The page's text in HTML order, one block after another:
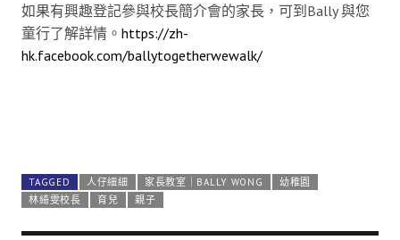
如果有興趣登記參與校長簡介會的家長，可到Bally 與您
童行了解詳情。 https://zh-
hk.facebook.com/ballytogetherwewalk/
TAGGED 人仔細細 家長教室｜BALLY WONG
幼稚園
林綺雯校長
育兒 親子